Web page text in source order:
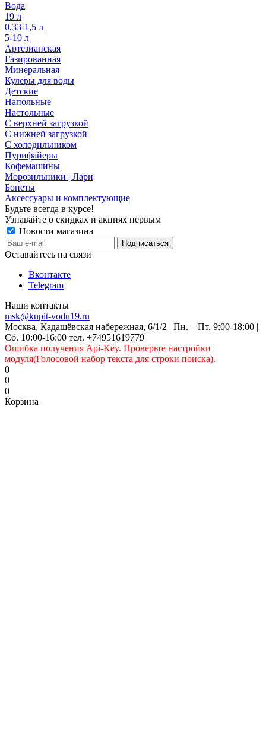
Вода
19 л
0,33-1,5 л
5-10 л
Артезианская
Газированная
Минеральная
Кулеры для воды
Детские
Напольные
Настольные
С верхней загрузкой
С нижней загрузкой
С холодильником
Пурифайеры
Кофемашины
Морозильники | Лари
Бонеты
Аксессуары и комплектующие
Будьте всегда в курсе!
Узнавайте о скидках и акциях первым
Новости магазина
Оставайтесь на связи
Вконтакте
Telegram
Наши контакты
msk@kupit-vodu19.ru
Москва, Кадашёвская набережная, 6/1/2 | Пн. – Пт. 9:00-18:00 |
Сб. 10:00-16:00 тел. +74951619779
Ошибка получения Api-Key. Проверьте настройки
модуля(Голосовой набор текста для строки поиска).
0
0
0
Корзина